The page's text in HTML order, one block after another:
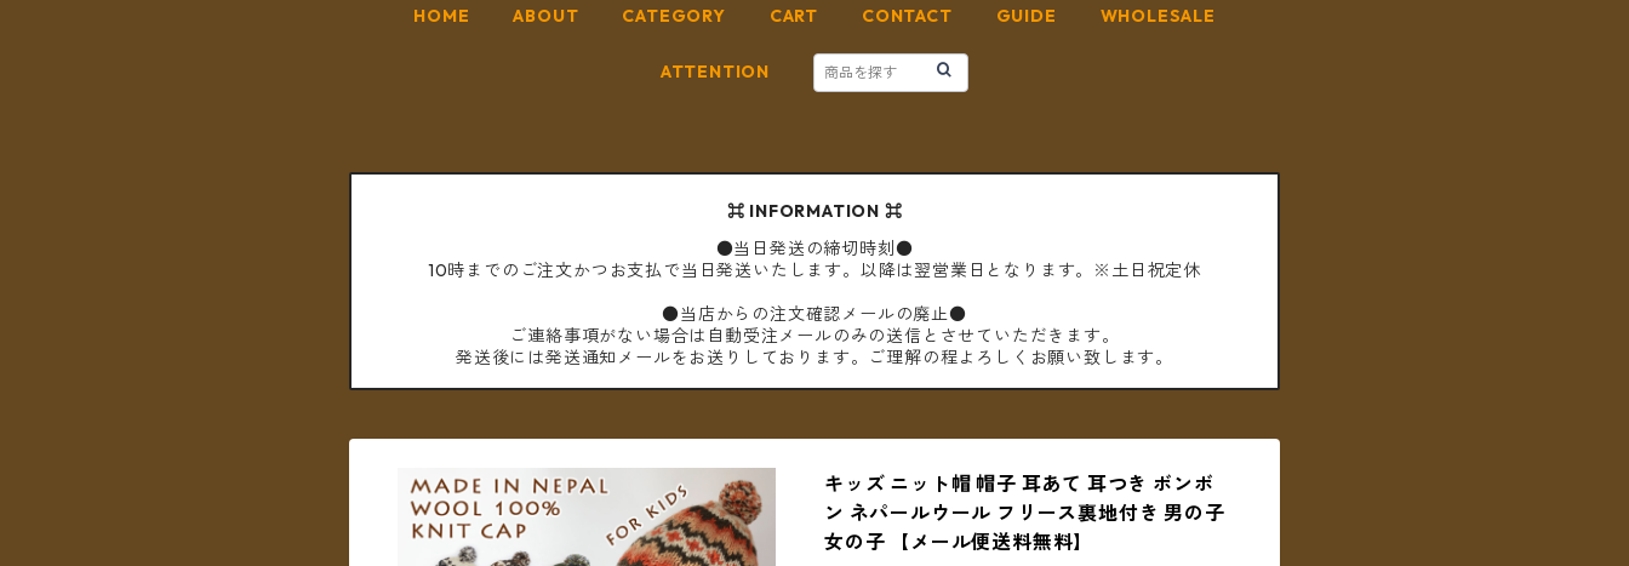
HOME ABOUT CATEGORY CART CONTACT GUIDE WHOLESALE
ATTENTION
⌘ INFORMATION ⌘
●当日発送の締切時刻●
10時までのご注文かつお支払で当日発送いたします。以降は翌営業日となります。※土日祝定休
●当店からの注文確認メールの廃止●
ご連絡事項がない場合は自動受注メールのみの送信とさせていただきます。
発送後には発送通知メールをお送りしております。ご理解の程よろしくお願い致します。
キッズ ニット帽 帽子 耳あて 耳つき ボンボ
ン ネパールウール フリース裏地付き 男の子
女の子 【メール便送料無料】